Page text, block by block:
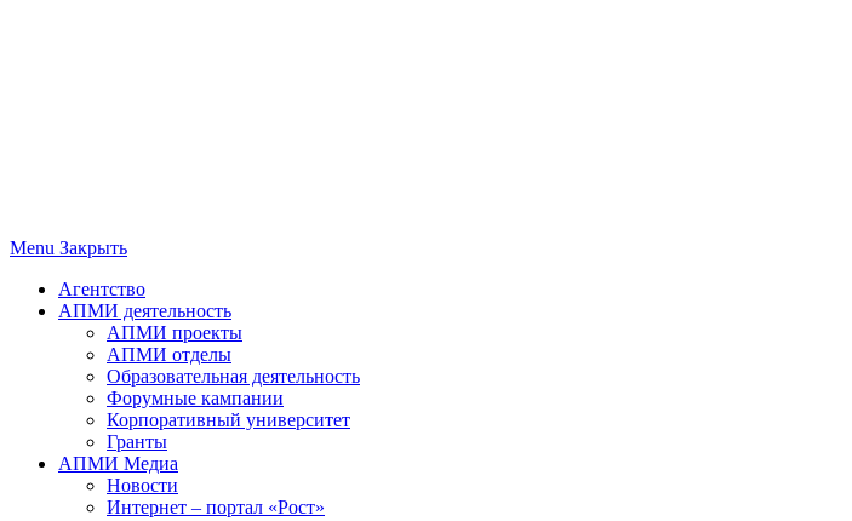
Menu Закрыть
Агентство
АПМИ деятельность
АПМИ проекты
АПМИ отделы
Образовательная деятельность
Форумные кампании
Корпоративный университет
Гранты
АПМИ Медиа
Новости
Интернет – портал «Рост»